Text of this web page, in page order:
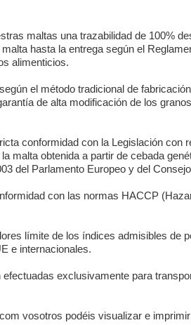
maltas una trazabilidad de 100%
hasta la entrega según el
alimenticios.
el método tradicional de
de alta modificación de los
conformidad con la Legislación con
malta obtenida a partir de cebada
del Parlamento Europeo y del
con las normas HACCP
límite de los índices admisibles de
e internacionales.
exclusivamente para
vosotros podéis visualizar e